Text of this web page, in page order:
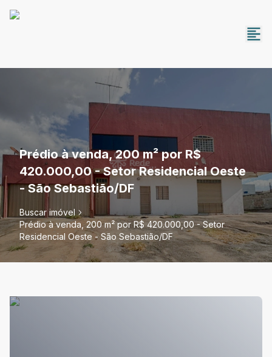
Prédio à venda, 200 m² por R$
420.000,00 - Setor Residencial Oeste
- São Sebastião/DF
Buscar imóvel
Prédio à venda, 200 m² por R$ 420.000,00 - Setor
Residencial Oeste - São Sebastião/DF